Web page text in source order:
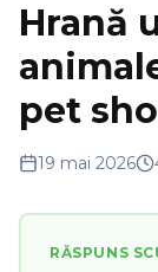
Hrană
pet
19 mai 2026
RĂSPUNS